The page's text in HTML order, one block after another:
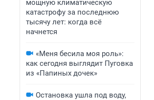
мощную климатическую
катастрофу за последнюю
тысячу лет: когда всё
начнется
«Меня бесила моя роль»:
как сегодня выглядит Пуговка
из «Папиных дочек»
Остановка ушла под воду,